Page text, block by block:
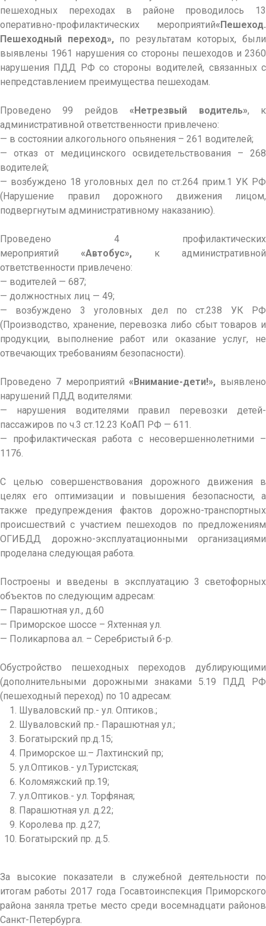
пешеходных переходах в районе проводилось 13
оперативно-профилактических мероприятий«Пешеход.
Пешеходный переход»,по результатам которых, были
выявлены 1961 нарушения со стороны пешеходов и 2360
нарушения ПДД РФ со стороны водителей, связанных с
непредставлением преимущества пешеходам.
Проведено 99 рейдов«Нетрезвый водитель», к
административной ответственности привлечено:
— в состоянии алкогольного опьянения – 261 водителей;
— отказ от медицинского освидетельствования – 268
водителей;
— возбуждено 18 уголовных дел по ст.264 прим.1 УК РФ
(Нарушение правил дорожного движения лицом,
подвергнутым административному наказанию).
Проведено 4 профилактических
мероприятий«Автобус», к административной
ответственности привлечено:
— водителей — 687;
— должностных лиц — 49;
— возбуждено 3 уголовных дел по ст.238 УК РФ
(Производство, хранение, перевозка либо сбыт товаров и
продукции, выполнение работ или оказание услуг, не
отвечающих требованиям безопасности).
Проведено 7 мероприятий«Внимание-дети!», выявлено
нарушений ПДД водителями:
— нарушения водителями правил перевозки детей-
пассажиров по ч.3 ст.12.23 КоАП РФ — 611.
— профилактическая работа с несовершеннолетними –
1176.
С целью совершенствования дорожного движения в
целях его оптимизации и повышения безопасности, а
также предупреждения фактов дорожно-транспортных
происшествий с участием пешеходов по предложениям
ОГИБДД дорожно-эксплуатационными организациями
проделана следующая работа.
Построены и введены в эксплуатацию 3 светофорных
объектов по следующим адресам:
— Парашютная ул., д.60
— Приморское шоссе – Яхтенная ул.
— Поликарпова ал. – Серебристый б-р.
Обустройство пешеходных переходов дублирующими
(дополнительными дорожными знаками 5.19 ПДД РФ
(пешеходный переход) по 10 адресам:
Шуваловский пр.- ул. Оптиков.;
Шуваловский пр.- Парашютная ул.;
Богатырский пр.д.15;
Приморское ш.– Лахтинский пр;
ул.Оптиков.- ул.Туристская;
Коломяжский пр.19;
ул.Оптиков.- ул. Торфяная;
Парашютная ул. д.22;
Королева пр. д.27;
Богатырский пр. д.5.
За высокие показатели в служебной деятельности по
итогам работы 2017 года Госавтоинспекция Приморского
района заняла третье место среди восемнадцати районов
Санкт-Петербурга.